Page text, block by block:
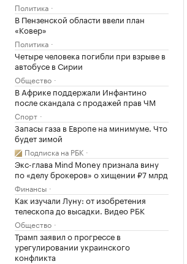
Политика
В Пензенской области ввели план
«Ковер»
Политика
Четыре человека погибли при взрыве в
автобусе в Сирии
Общество
В Африке поддержали Инфантино
после скандала с продажей прав ЧМ
Спорт
Запасы газа в Европе на минимуме. Что
будет зимой
Подписка на РБК
Экс-глава Mind Money признала вину
по «делу брокеров» о хищении ₽7 млрд
Финансы
Как изучали Луну: от изобретения
телескопа до высадки. Видео РБК
Общество
Трамп заявил о прогрессе в
урегулировании украинского
конфликта